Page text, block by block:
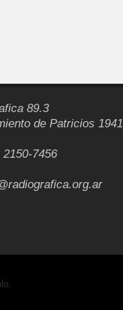
89.3
de Patricios 1941
2150-7456